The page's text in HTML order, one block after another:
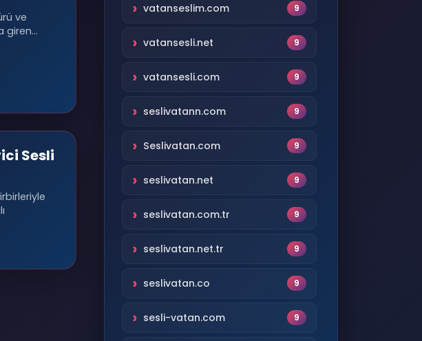
ve
giren…
Sesli
vatanseslim.com 9
vatansesli.net 9
vatansesli.com 9
seslivatann.com 9
Seslivatan.com 9
seslivatan.net 9
seslivatan.com.tr 9
seslivatan.net.tr 9
seslivatan.co 9
sesli-vatan.com 9